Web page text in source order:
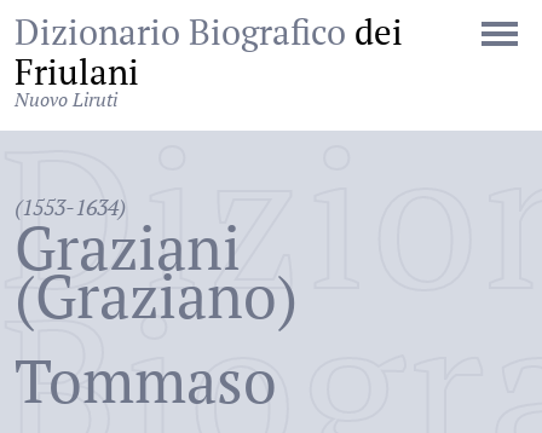
Dizionario Biografico dei
Friulani
Nuovo Liruti
(1553-1634)
Graziani
(Graziano)
Tommaso